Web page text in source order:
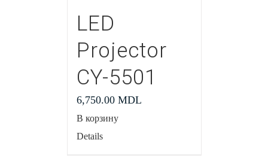
LED
Projector
CY-5501
6,750.00 MDL
В корзину
Details